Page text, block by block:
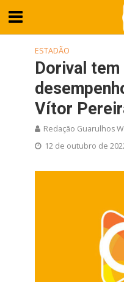
ESTADÃO
Dorival
Vítor
Redação Guarulhos
12 de outubro de